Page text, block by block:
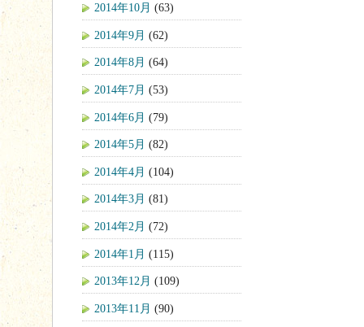
2014年10月 (63)
2014年9月 (62)
2014年8月 (64)
2014年7月 (53)
2014年6月 (79)
2014年5月 (82)
2014年4月 (104)
2014年3月 (81)
2014年2月 (72)
2014年1月 (115)
2013年12月 (109)
2013年11月 (90)